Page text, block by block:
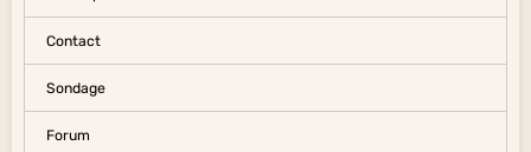
Contact
Sondage
Forum